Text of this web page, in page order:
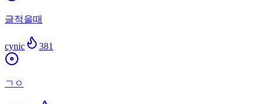
글적을때
cynic 381
ㄱㅇ